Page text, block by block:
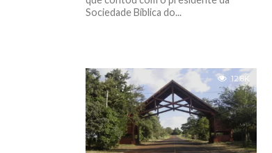
Sociedade Bíblica do...
12.8K